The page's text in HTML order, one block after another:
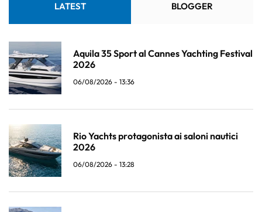
LATEST BLOGGER
Aquila 35 Sport al Cannes Yachting Festival
2026
06/08/2026 - 13:36
Rio Yachts protagonista ai saloni nautici
2026
06/08/2026 - 13:28